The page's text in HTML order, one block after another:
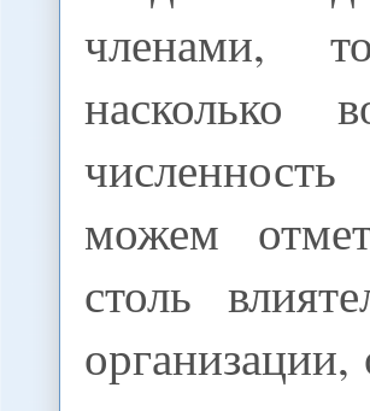
членами,
насколько
можем
столь